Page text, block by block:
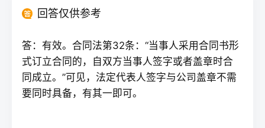
回答仅供参考
答：有效。合同法第32条：“当事人采用合同书形
式订立合同的，自双方当事人签字或者盖章时合
同成立。”可见，法定代表人签字与公司盖章不需
要同时具备，有其一即可。